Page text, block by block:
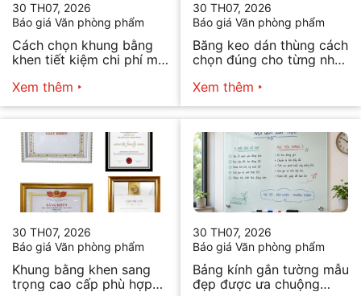
30 TH07, 2026
Báo giá Văn phòng phẩm
Cách chọn khung bằng
khen tiết kiệm chi phí mà
Xem thêm
30 TH07, 2026
Báo giá Văn phòng phẩm
Băng keo dán thùng cách
chọn đúng cho từng nhu
Xem thêm
30 TH07, 2026
Báo giá Văn phòng phẩm
Khung bằng khen sang
trọng cao cấp phù hợp
30 TH07, 2026
Báo giá Văn phòng phẩm
Bảng kính gắn tường mẫu
đẹp được ưa chuộng